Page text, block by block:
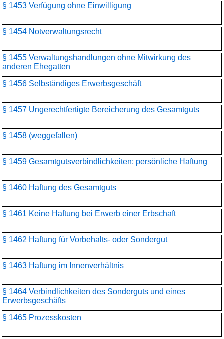
§ 1453 Verfügung ohne Einwilligung
§ 1454 Notverwaltungsrecht
§ 1455 Verwaltungshandlungen ohne Mitwirkung des
anderen Ehegatten
§ 1456 Selbständiges Erwerbsgeschäft
§ 1457 Ungerechtfertigte Bereicherung des Gesamtguts
§ 1458 (weggefallen)
§ 1459 Gesamtgutsverbindlichkeiten; persönliche Haftung
§ 1460 Haftung des Gesamtguts
§ 1461 Keine Haftung bei Erwerb einer Erbschaft
§ 1462 Haftung für Vorbehalts- oder Sondergut
§ 1463 Haftung im Innenverhältnis
§ 1464 Verbindlichkeiten des Sonderguts und eines
Erwerbsgeschäfts
§ 1465 Prozesskosten